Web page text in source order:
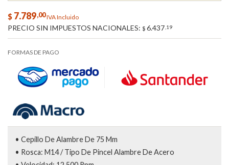
$ 7.789,00IVA Incluido
PRECIO SIN IMPUESTOS NACIONALES: $ 6.437 ,19
FORMAS DE PAGO
• Cepillo De Alambre De 75 Mm
• Rosca: M14 / Tipo De Pincel Alambre De Acero